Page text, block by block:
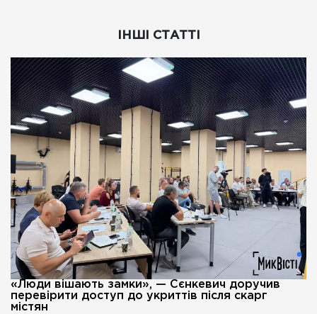
ІНШІ СТАТТІ
«Люди вішають замки», — Сєнкевич доручив
перевірити доступ до укриттів після скарг
містян